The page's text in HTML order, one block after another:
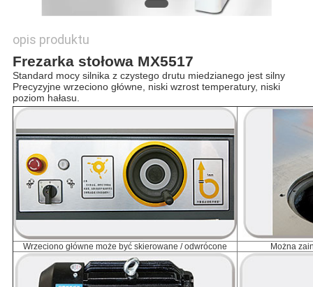
opis produktu
Frezarka stołowa MX5517
Standard mocy silnika z czystego drutu miedzianego jest silny
Precyzyjne wrzeciono główne, niski wzrost temperatury, niski
poziom hałasu.
Wrzeciono główne może być skierowane / odwrócone Można